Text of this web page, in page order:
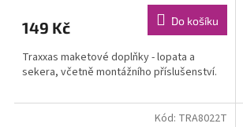
149 Kč Do košíku
Traxxas maketové doplňky - lopata a
sekera, včetně montážního příslušenství.
Kód: TRA8022T